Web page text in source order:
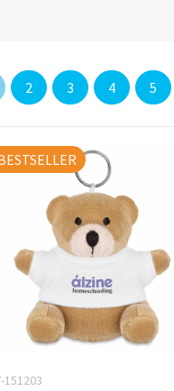
2 3 4 5
151203